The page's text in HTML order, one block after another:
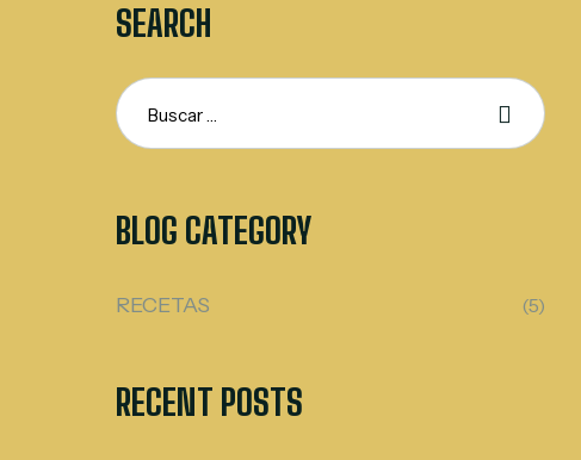
SEARCH
BLOG CATEGORY
RECETAS (5)
RECENT POSTS